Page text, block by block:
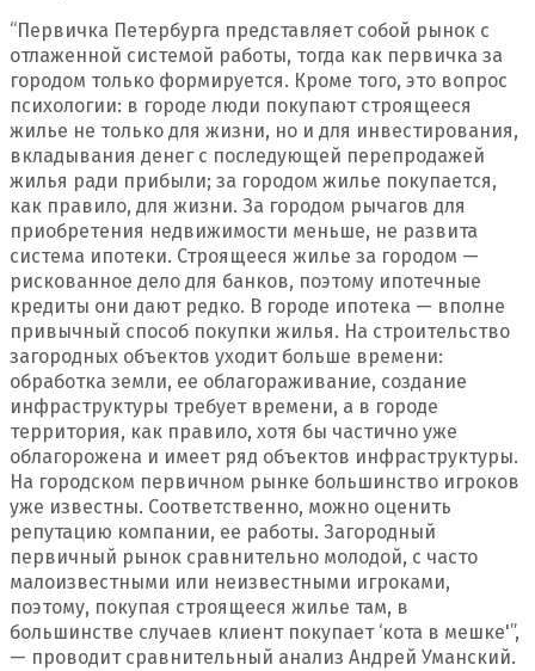
“Первичка Петербурга представляет собой рынок с
отлаженной системой работы, тогда как первичка за
городом только формируется. Кроме того, это вопрос
психологии: в городе люди покупают строящееся
жилье не только для жизни, но и для инвестирования,
вкладывания денег с последующей перепродажей
жилья ради прибыли; за городом жилье покупается,
как правило, для жизни. За городом рычагов для
приобретения недвижимости меньше, не развита
система ипотеки. Строящееся жилье за городом —
рискованное дело для банков, поэтому ипотечные
кредиты они дают редко. В городе ипотека — вполне
привычный способ покупки жилья. На строительство
загородных объектов уходит больше времени:
обработка земли, ее облагораживание, создание
инфраструктуры требует времени, а в городе
территория, как правило, хотя бы частично уже
облагорожена и имеет ряд объектов инфраструктуры.
На городском первичном рынке большинство игроков
уже известны. Соответственно, можно оценить
репутацию компании, ее работы. Загородный
первичный рынок сравнительно молодой, с часто
малоизвестными или неизвестными игроками,
поэтому, покупая строящееся жилье там, в
большинстве случаев клиент покупает ‘кота в мешке'”,
— проводит сравнительный анализ Андрей Уманский.